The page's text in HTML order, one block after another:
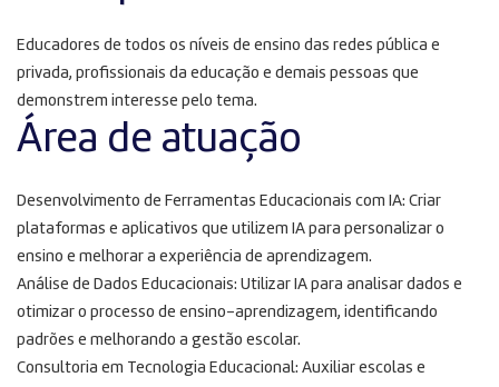
Educadores de todos os níveis de ensino das redes pública e
privada, profissionais da educação e demais pessoas que
demonstrem interesse pelo tema.
Área de atuação
Desenvolvimento de Ferramentas Educacionais com IA: Criar
plataformas e aplicativos que utilizem IA para personalizar o
ensino e melhorar a experiência de aprendizagem.
Análise de Dados Educacionais: Utilizar IA para analisar dados e
otimizar o processo de ensino-aprendizagem, identificando
padrões e melhorando a gestão escolar.
Consultoria em Tecnologia Educacional: Auxiliar escolas e